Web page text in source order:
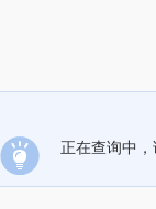
正在查询中